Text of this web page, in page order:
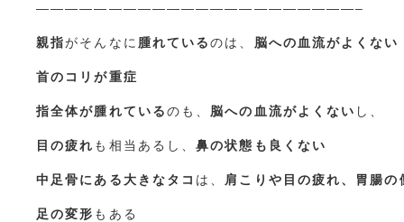
——————————————————————–
親指がそんなに 腫れているのは、 脳への血流がよくない
首のコリが重症
指全体が腫れているのも、 脳への血流がよくない し、
目の疲れ も相当あるし、鼻の状態も良くない
中足骨にある大きなタコ は、 肩こりや目の疲れ、胃腸の
足の変形 もある